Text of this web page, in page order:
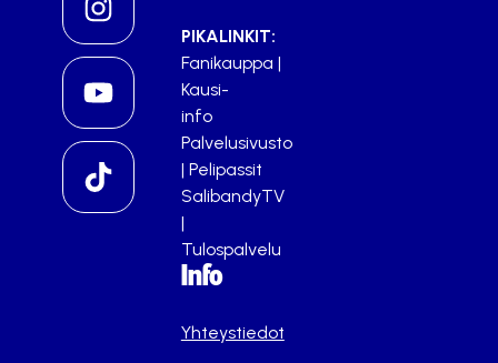
PIKALINKIT:
Fanikauppa |
Kausi-
info
Palvelusivusto
| Pelipassit
SalibandyTV
|
Tulospalvelu
Info
Yhteystiedot